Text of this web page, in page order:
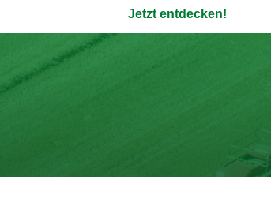
Jetzt entdecken!